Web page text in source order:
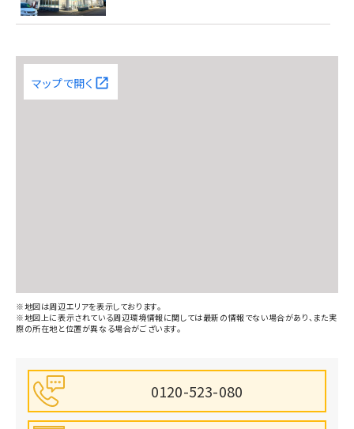
マップで開く
※地図は周辺エリアを表示しております。
※地図上に表示されている周辺環境情報に関しては最新の情報でない場合があり、また実
際の所在地と位置が異なる場合がございます。
0120-523-080